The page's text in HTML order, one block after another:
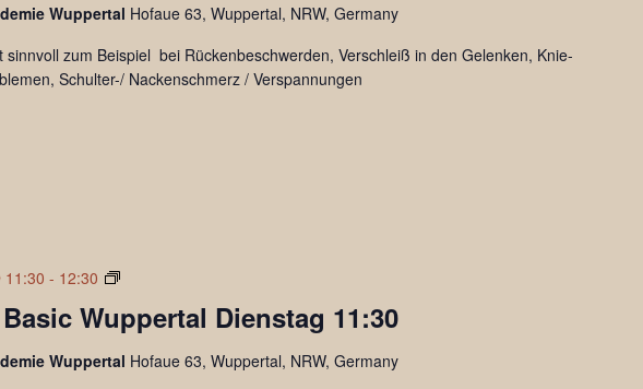
Wuppertal Hofaue 63, Wuppertal, NRW, Germany
sinnvoll zum Beispiel bei Rückenbeschwerden, Verschleiß in den Gelenken, Knie-
Schulter-/ Nackenschmerz / Verspannungen
Wuppertal Dienstag 11:30
11:30 - 12:30
Pilates
Wuppertal Hofaue 63, Wuppertal, NRW, Germany